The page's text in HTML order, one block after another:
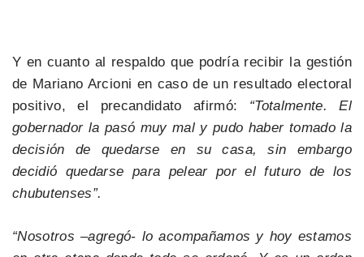
Y en cuanto al respaldo que podría recibir la gestión
de Mariano Arcioni en caso de un resultado electoral
positivo, el precandidato afirmó: “Totalmente. El
gobernador la pasó muy mal y pudo haber tomado la
decisión de quedarse en su casa, sin embargo
decidió quedarse para pelear por el futuro de los
chubutenses”.
“Nosotros –agregó- lo acompañamos y hoy estamos